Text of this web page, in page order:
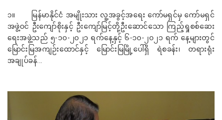
၁။ မြန်မာနိုင်ငံ အမျိုးသား လူ့အခွင့်အရေး ကော်မရှင်မှ ကော်မရှင်
အဖွဲ့ဝင် ဦးကျော်စိုးနှင့် ဦးကျော်မြင့်တို့ဦးဆောင်သော ကြည့်ရှုစစ်ဆေး
ရေးအဖွဲ့သည် ၅-၁၀-၂၀၂၁ ရက်နေ့နှင့် ၆-၁၀-၂၀၂၁ ရက် နေ့များတွင်
မြောင်းမြအကျဉ်းထောင်နှင့် မြောင်းမြမြို့ပေါ်ရှိ ရဲစခန်း၊ တရားရုံး
အချုပ်ခန်...